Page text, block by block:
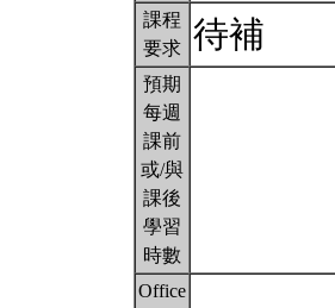
課程
要求 待補
預期
每週
課前
或/與
課後
學習
時數
Office